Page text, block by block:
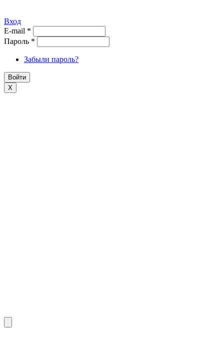
Вход
E-mail *
Пароль *
Забыли пароль?
X